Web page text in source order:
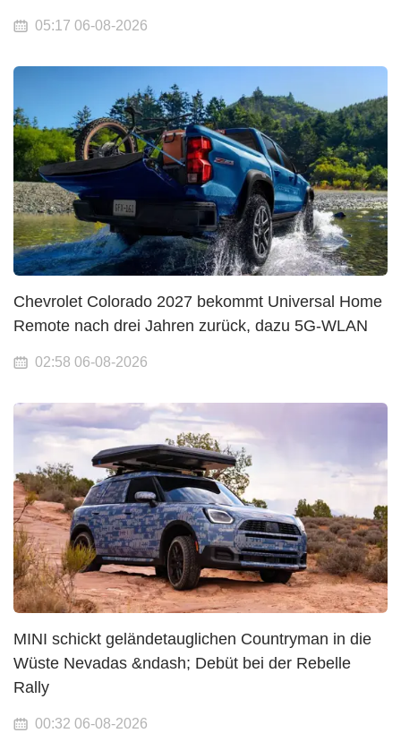
05:17 06-08-2026
Chevrolet Colorado 2027 bekommt Universal Home
Remote nach drei Jahren zurück, dazu 5G-WLAN
02:58 06-08-2026
MINI schickt geländetauglichen Countryman in die
Wüste Nevadas &ndash; Debüt bei der Rebelle
Rally
00:32 06-08-2026